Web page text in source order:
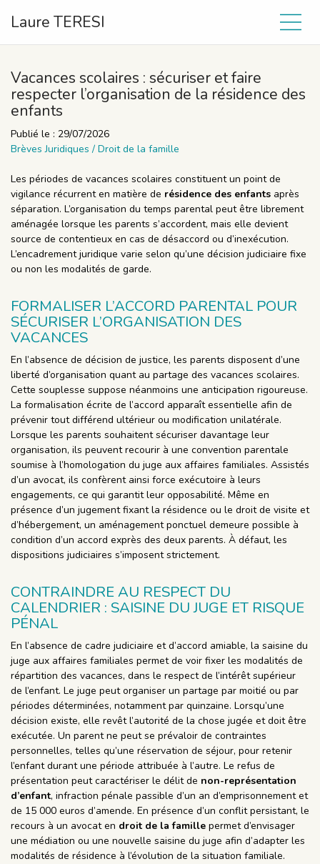
Laure TERESI
Vacances scolaires : sécuriser et faire
respecter l’organisation de la résidence des
enfants
Publié le : 29/07/2026
Brèves Juridiques / Droit de la famille
Les périodes de vacances scolaires constituent un point de
vigilance récurrent en matière de résidence des enfants après
séparation. L’organisation du temps parental peut être librement
aménagée lorsque les parents s’accordent, mais elle devient
source de contentieux en cas de désaccord ou d’inexécution.
L’encadrement juridique varie selon qu’une décision judiciaire fixe
ou non les modalités de garde.
FORMALISER L’ACCORD PARENTAL POUR
SÉCURISER L’ORGANISATION DES
VACANCES
En l’absence de décision de justice, les parents disposent d’une
liberté d’organisation quant au partage des vacances scolaires.
Cette souplesse suppose néanmoins une anticipation rigoureuse.
La formalisation écrite de l’accord apparaît essentielle afin de
prévenir tout différend ultérieur ou modification unilatérale.
Lorsque les parents souhaitent sécuriser davantage leur
organisation, ils peuvent recourir à une convention parentale
soumise à l’homologation du juge aux affaires familiales. Assistés
d’un avocat, ils confèrent ainsi force exécutoire à leurs
engagements, ce qui garantit leur opposabilité. Même en
présence d’un jugement fixant la résidence ou le droit de visite et
d’hébergement, un aménagement ponctuel demeure possible à
condition d’un accord exprès des deux parents. À défaut, les
dispositions judiciaires s’imposent strictement.
CONTRAINDRE AU RESPECT DU
CALENDRIER : SAISINE DU JUGE ET RISQUE
PÉNAL
En l’absence de cadre judiciaire et d’accord amiable, la saisine du
juge aux affaires familiales permet de voir fixer les modalités de
répartition des vacances, dans le respect de l’intérêt supérieur
de l’enfant. Le juge peut organiser un partage par moitié ou par
périodes déterminées, notamment par quinzaine. Lorsqu’une
décision existe, elle revêt l’autorité de la chose jugée et doit être
exécutée. Un parent ne peut se prévaloir de contraintes
personnelles, telles qu’une réservation de séjour, pour retenir
l’enfant durant une période attribuée à l’autre. Le refus de
présentation peut caractériser le délit de non-représentation
d’enfant, infraction pénale passible d’un an d’emprisonnement et
de 15 000 euros d’amende. En présence d’un conflit persistant, le
recours à un avocat en droit de la famille permet d’envisager
une médiation ou une nouvelle saisine du juge afin d’adapter les
modalités de résidence à l’évolution de la situation familiale.